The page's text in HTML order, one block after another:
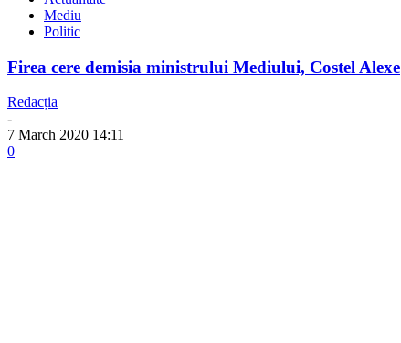
Mediu
Politic
Firea cere demisia ministrului Mediului, Costel Alexe
Redacția
-
7 March 2020 14:11
0